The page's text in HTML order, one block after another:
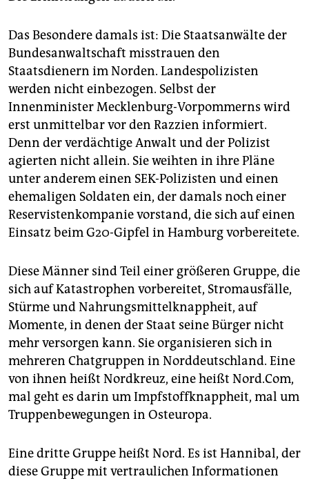
Das Besondere damals ist: Die Staatsanwälte der
Bundesanwaltschaft misstrauen den
Staatsdienern im Norden. Landespolizisten
werden nicht einbezogen. Selbst der
Innenminister Mecklenburg-Vorpommerns wird
erst unmittelbar vor den Razzien informiert.
Denn der verdächtige Anwalt und der Polizist
agierten nicht allein. Sie weihten in ihre Pläne
unter anderem einen SEK-Polizisten und einen
ehemaligen Soldaten ein, der damals noch einer
Reservistenkompanie vorstand, die sich auf einen
Einsatz beim G20-Gipfel in Hamburg vorbereitete.
Diese Männer sind Teil einer größeren Gruppe, die
sich auf Katastrophen vorbereitet, Stromausfälle,
Stürme und Nahrungsmittelknappheit, auf
Momente, in denen der Staat seine Bürger nicht
mehr versorgen kann. Sie organisieren sich in
mehreren Chatgruppen in Norddeutschland. Eine
von ihnen heißt Nordkreuz, eine heißt Nord.Com,
mal geht es darin um Impfstoffknappheit, mal um
Truppenbewegungen in Osteuropa.
Eine dritte Gruppe heißt Nord. Es ist Hannibal, der
diese Gruppe mit vertraulichen Informationen